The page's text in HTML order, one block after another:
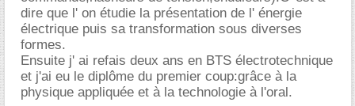
dire que l' on étudie la présentation de l' énergie
électrique puis sa transformation sous diverses
formes.
Ensuite j' ai refais deux ans en BTS électrotechnique
et j'ai eu le diplôme du premier coup:grâce à la
physique appliquée et à la technologie à l'oral.